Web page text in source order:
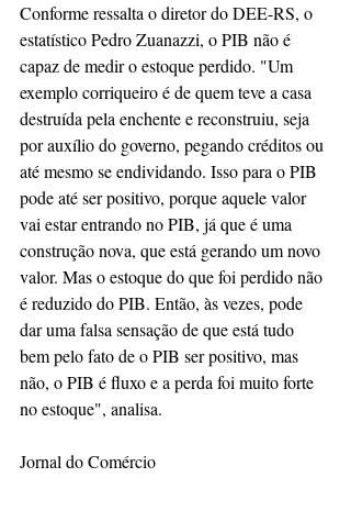
Conforme ressalta o diretor do DEE-RS, o
estatístico Pedro Zuanazzi, o PIB não é
capaz de medir o estoque perdido. "Um
exemplo corriqueiro é de quem teve a casa
destruída pela enchente e reconstruiu, seja
por auxílio do governo, pegando créditos ou
até mesmo se endividando. Isso para o PIB
pode até ser positivo, porque aquele valor
vai estar entrando no PIB, já que é uma
construção nova, que está gerando um novo
valor. Mas o estoque do que foi perdido não
é reduzido do PIB. Então, às vezes, pode
dar uma falsa sensação de que está tudo
bem pelo fato de o PIB ser positivo, mas
não, o PIB é fluxo e a perda foi muito forte
no estoque", analisa.
Jornal do Comércio